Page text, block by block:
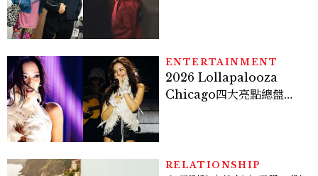
看點懶人包
ENTERTAINMENT
2026 Lollapalooza
Chicago四大亮點總盤
RELATIONSHIP